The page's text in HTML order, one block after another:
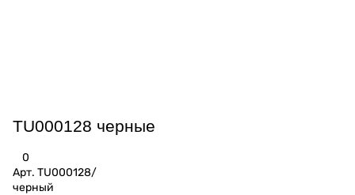
TU000128 черные
0
Арт. TU000128/
черный